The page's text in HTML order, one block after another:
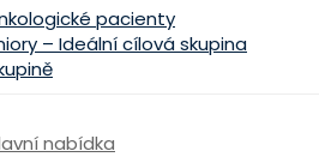
pacienty
– Ideální cílová skupina
nabídka